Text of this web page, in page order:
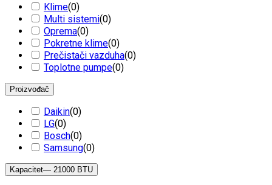
Klime(0)
Multi sistemi(0)
Oprema(0)
Pokretne klime(0)
Prečistači vazduha(0)
Toplotne pumpe(0)
Proizvođač
Daikin(0)
LG(0)
Bosch(0)
Samsung(0)
Kapacitet— 21000 BTU